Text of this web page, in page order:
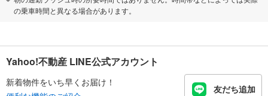
の乗車時間と異なる場合があります。
Yahoo!不動産 LINE公式アカウント
新着物件をいち早くお届け！
友だち追加